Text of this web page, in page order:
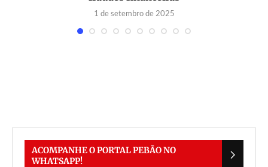
1 de setembro de 2025
ACOMPANHE O PORTAL PEBÃO NO
WHATSAPP!